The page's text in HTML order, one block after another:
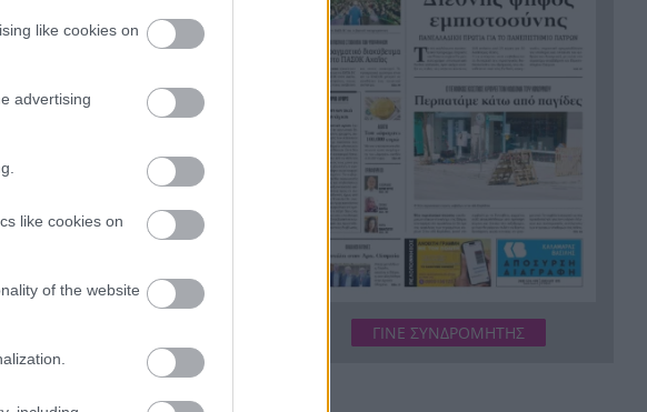
like cookies on
advertising
like cookies on
of the website
μαχητές, ενώ
αυτοσχέδιους
ασκήσεις το
δεν εντοπίζουν,
εργασίες συντήρησης
19:24 Από το +12 ήττα της Εθνικής
στην παράταση από την
19:12 «Ένα αόρατο χέρι δεν θέλει τη
διαλεύκανση», σφοδρή
αντίδραση από το ΠΑΣΟΚ κατά
της κυβέρνησης μετά την
απόφαση του Αρείου Πάγου
για τις υποκλοπές
19:07 Η CIA ξαναστρέφεται στην
Κούβα: Η μυστική ομάδα του
Τραμπ και το μήνυμα «ο
ΓΙΝΕ ΣΥΝΔΡΟΜΗΤΗΣ